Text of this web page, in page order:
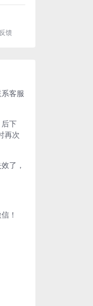
馈
客服
后下
再次
了，
！